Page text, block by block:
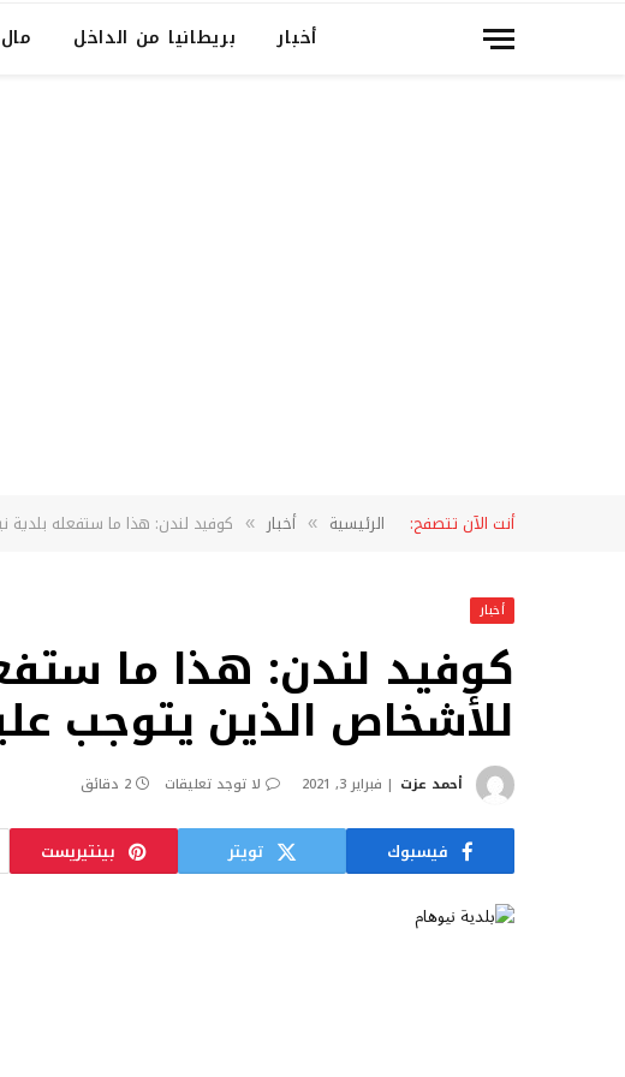
أخبار بريطانيا من الداخل
أنت الآن تتصفح: الرئيسية » أخبار » كوفيد لندن: هذا ما ستفعله
أخبار
كوفيد لندن: هذا ما
للأشخاص الذين يتوجب
أحمد عزت فبراير 3, 2021 لا توجد تعليقات 2 دقائق
فيسبوك تويتر بينتيريست